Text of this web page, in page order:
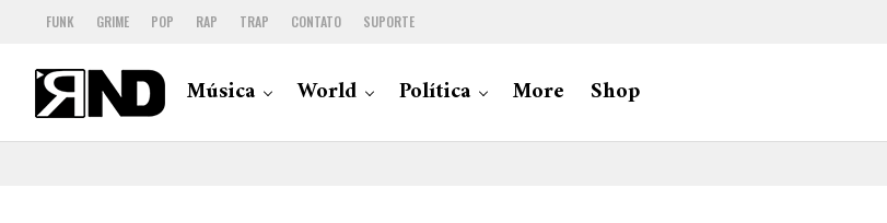
FUNK GRIME POP RAP TRAP CONTATO SUPORTE
Música World Política More Shop